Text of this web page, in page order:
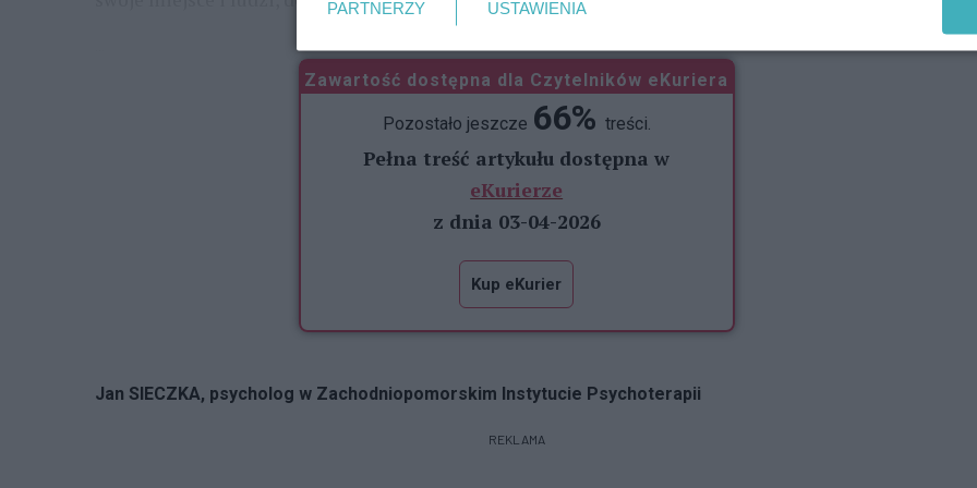
Zawartość dostępna dla Czytelników eKuriera
Pozostało jeszcze 66% treści.
Pełna treść artykułu dostępna w
eKurierze
z dnia 03-04-2026
Kup eKurier
Jan SIECZKA, psycholog w Zachodniopomorskim Instytucie Psychoterapii
REKLAMA
PARTNERZY USTAWIENIA